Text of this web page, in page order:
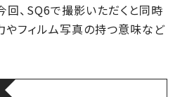
回、SQ6で撮影いただくと同時
やフィルム写真の持つ意味など